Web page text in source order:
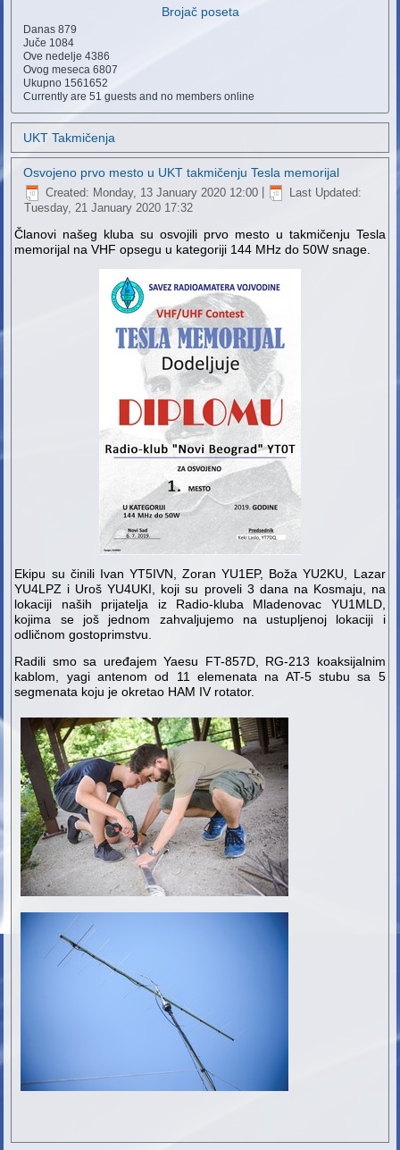
Brojač poseta
Danas879
Juče 1084
Ove nedelje4386
Ovog meseca6807
Ukupno 1561652
Currently are 51 guests and no members online
UKT Takmičenja
Osvojeno prvo mesto u UKT takmičenju Tesla memorijal
Created: Monday, 13 January 2020 12:00
Last Updated:
Tuesday, 21 January 2020 17:32
Članovi našeg kluba su osvojili prvo mesto u takmičenju Tesla
memorijal na VHF opsegu u kategoriji 144 MHz do 50W snage.
Ekipu su činili Ivan YT5IVN, Zoran YU1EP, Boža YU2KU, Lazar
YU4LPZ i Uroš YU4UKI, koji su proveli 3 dana na Kosmaju, na
lokaciji naših prijatelja iz Radio-kluba Mladenovac YU1MLD,
kojima se još jednom zahvaljujemo na ustupljenoj lokaciji i
odličnom gostoprimstvu.
Radili smo sa uređajem Yaesu FT-857D, RG-213 koaksijalnim
kablom, yagi antenom od 11 elemenata na AT-5 stubu sa 5
segmenata koju je okretao HAM IV rotator.